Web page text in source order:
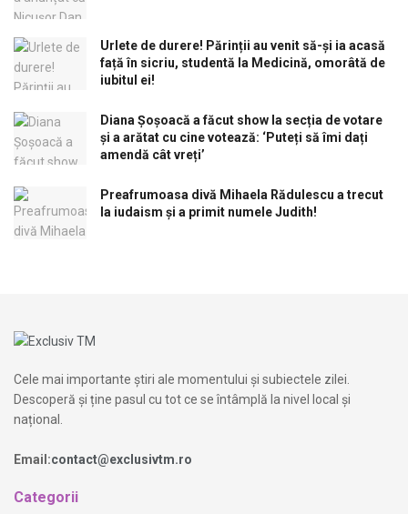
Urlete de durere! Părinții au venit să-și ia acasă
față în sicriu, studentă la Medicină, omorâtă de
iubitul ei!
Diana Șoșoacă a făcut show la secția de votare
și a arătat cu cine votează: ‘Puteți să îmi dați
amendă cât vreți’
Preafrumoasa divă Mihaela Rădulescu a trecut
la iudaism și a primit numele Judith!
Cele mai importante știri ale momentului și subiectele zilei.
Descoperă și ține pasul cu tot ce se întâmplă la nivel local și
național.
Email:contact@exclusivtm.ro
Categorii